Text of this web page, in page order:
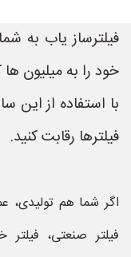
فیلترساز یاب به
خود را به میلیون ها
با استفاده از این
فیلترها رقابت کنید.
اگر شما هم
فیلتر صنعتی،